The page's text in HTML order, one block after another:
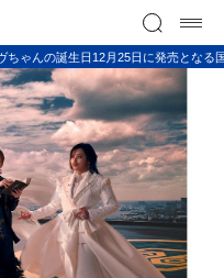
ゃんの誕生日12月25日に発売となる